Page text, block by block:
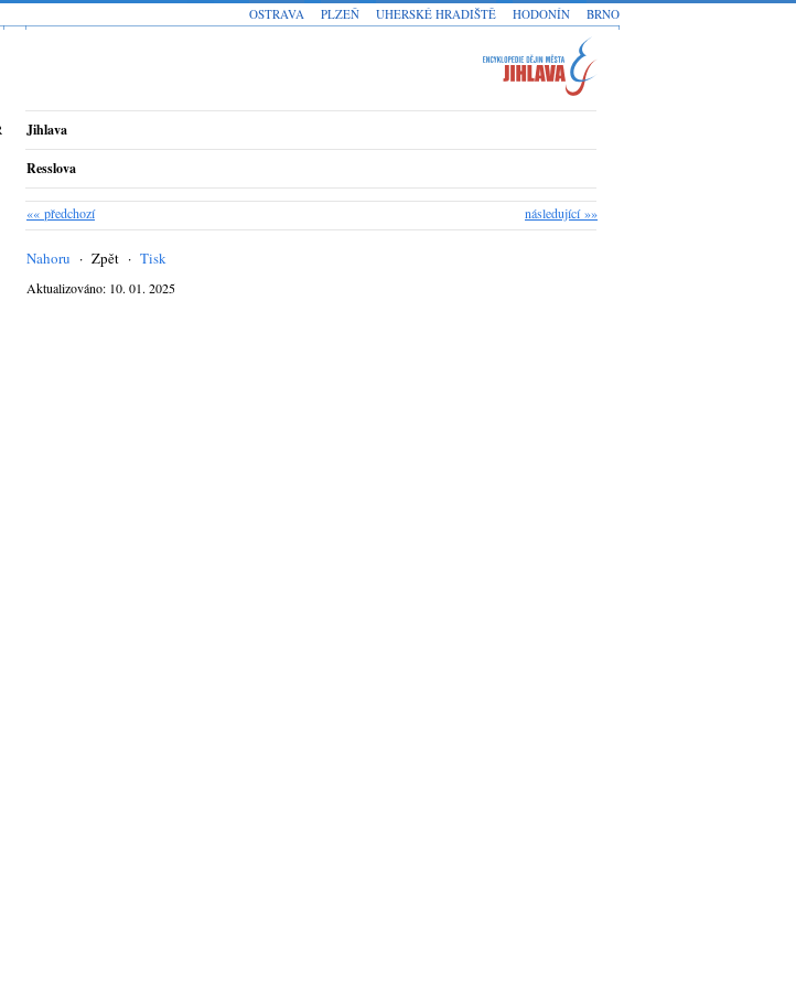
Jihlava
Resslova
následující »»
«« předchozí
Nahoru · Zpět · Tisk
Aktualizováno: 10. 01. 2025
BRNO
HODONÍN
UHERSKÉ HRADIŠTĚ
PLZEŇ
OSTRAVA